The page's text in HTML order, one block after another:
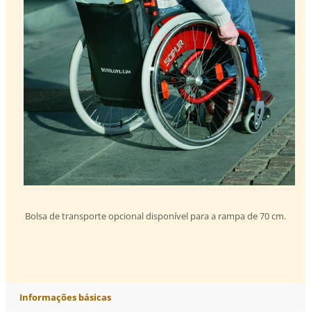
Bolsa de transporte opcional disponível para a rampa de 70 cm.
Informações básicas